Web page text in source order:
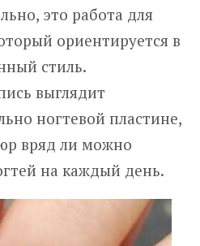
это работа для
ориентируется в
стиль.
выглядит
ногтевой пластине,
вряд ли можно
на каждый день.